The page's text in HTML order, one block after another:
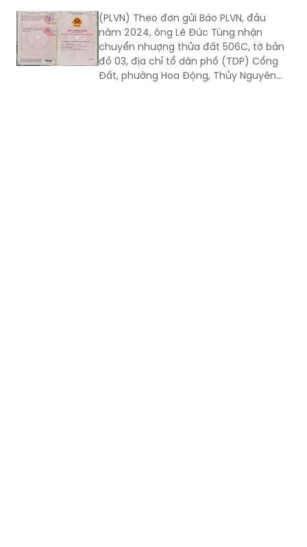
(PLVN) Theo đơn gửi Báo PLVN, đầu
năm 2024, ông Lê Đức Tùng nhận
chuyển nhượng thửa đất 506C, tờ bản
đồ 03, địa chỉ tổ dân phố (TDP) Cổng
Đất, phường Hoa Động, Thủy Nguyên